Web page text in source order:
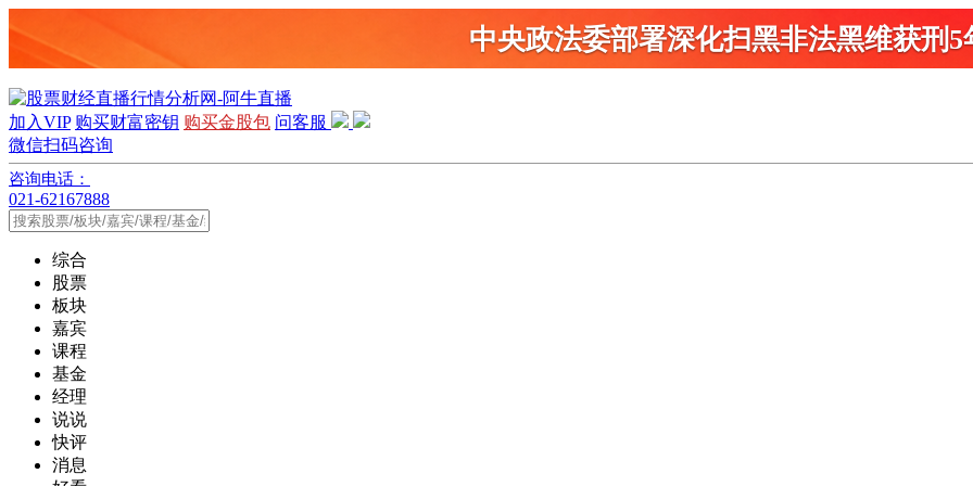
中央政法委部署深化扫黑非法黑维获刑5
加入VIP 购买财富密钥 购买金股包 问客服
微信扫码咨询
咨询电话：
021-62167888
综合
股票
板块
嘉宾
课程
基金
经理
说说
快评
消息